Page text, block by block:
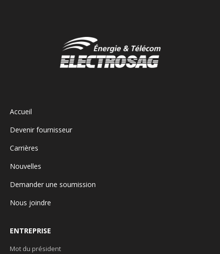
Accueil
Devenir fournisseur
Carrières
Nouvelles
Demander une soumission
Nous joindre
ENTREPRISE
Mot du président